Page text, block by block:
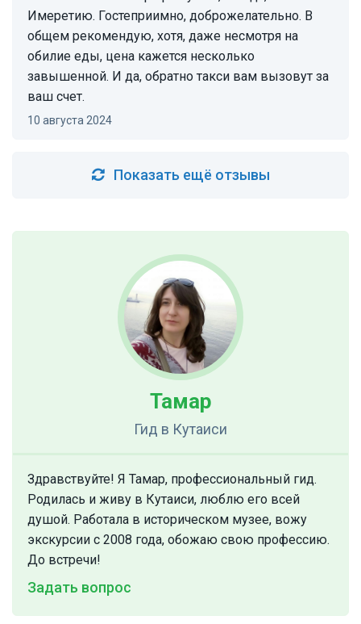
Имеретию. Гостеприимно, доброжелательно. В
общем рекомендую, хотя, даже несмотря на
обилие еды, цена кажется несколько
завышенной. И да, обратно такси вам вызовут за
ваш счет.
10 августа 2024
Показать ещё отзывы
Тамар
Гид в Кутаиси
Здравствуйте! Я Тамар, профессиональный гид.
Родилась и живу в Кутаиси, люблю его всей
душой. Работала в историческом музее, вожу
экскурсии с 2008 года, обожаю свою профессию.
До встречи!
Задать вопрос